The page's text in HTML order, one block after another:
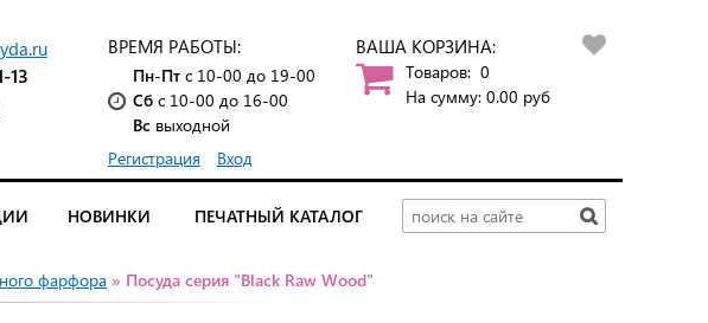
13
ВРЕМЯ РАБОТЫ:
Пн-Птс 10-00 до 19-00
Сбс 10-00 до 16-00
Вс выходной
Регистрация
Вход
ВАША КОРЗИНА:
Товаров: 0
На сумму: 0.00 руб
НОВИНКИ ПЕЧАТНЫЙ КАТАЛОГ
фарфора » Посуда серия "Black Raw Wood"